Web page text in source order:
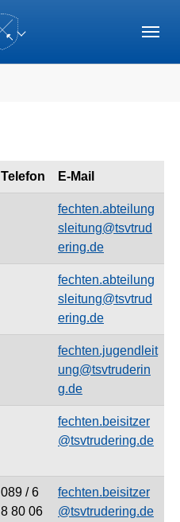
Telefon E-Mail
fechten.abteilung
sleitung@tsvtrud
ering.de
fechten.abteilung
sleitung@tsvtrud
ering.de
fechten.jugendleit
ung@tsvtruderin
g.de
fechten.beisitzer
@tsvtrudering.de
089 / 6
8 80 06
fechten.beisitzer
@tsvtrudering.de